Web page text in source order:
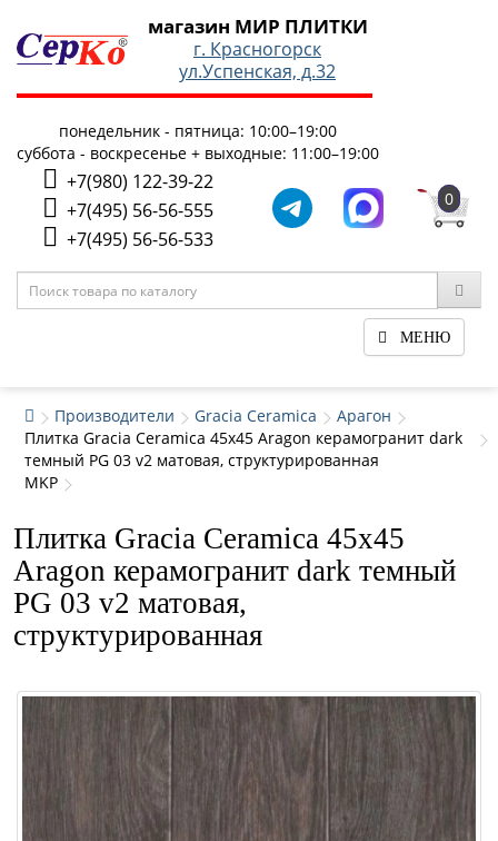
магазин МИР ПЛИТКИ
г. Красногорск
ул.Успенская, д.32
понедельник - пятница: 10:00–19:00
суббота - воскресенье + выходные: 11:00–19:00
+7(980) 122-39-22
+7(495) 56-56-555
+7(495) 56-56-533
0
МЕНЮ
Производители Gracia Ceramica
Арагон
Плитка Gracia Ceramica 45x45 Aragon керамогранит dark
темный PG 03 v2 матовая, структурированная
MKP
Плитка Gracia Ceramica 45x45
Aragon керамогранит dark темный
PG 03 v2 матовая,
структурированная